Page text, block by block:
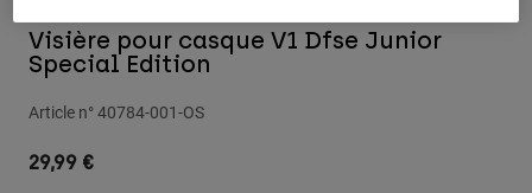
Chaussettes
Accessoires
Sacs et accessoires
Chemises
Voir tout
Enfants
Pantalons
Bottes
Masques
Visière pour casque V1 Dfse Junior
Special Edition
Article n° 40784-001-OS
29,99 €